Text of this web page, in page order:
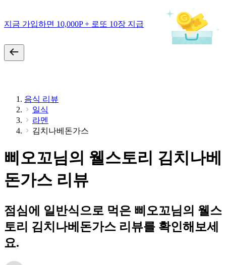
지금 가입하면 10,000P + 로또 10장 지급
음식 리뷰
일식
라멘
김치나베돈가스
삐오꼬님의 웰스토리 김치나베
돈가스 리뷰
점심에 일반식으로 먹은 삐오꼬님의 웰스
토리 김치나베돈가스 리뷰를 확인해보세
요.